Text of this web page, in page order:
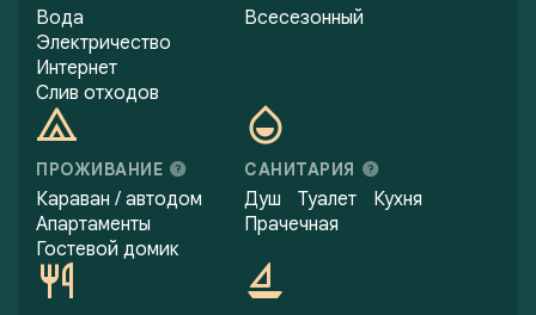
Вода
Электричество
Интернет
Слив отходов
Всесезонный
ПРОЖИВАНИЕ
Караван / автодом
Апартаменты
Гостевой домик
САНИТАРИЯ
Душ Туалет
Кухня
Прачечная